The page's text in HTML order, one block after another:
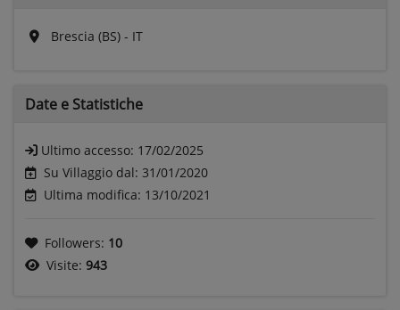
Brescia (BS) - IT
Date e Statistiche
Ultimo accesso: 17/02/2025
Su Villaggio dal: 31/01/2020
Ultima modifica: 13/10/2021
Followers: 10
Visite: 943